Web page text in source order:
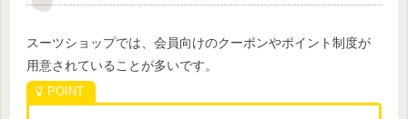
スーツショップでは、会員向けのクーポンやポイント制度が
用意されていることが多いです。